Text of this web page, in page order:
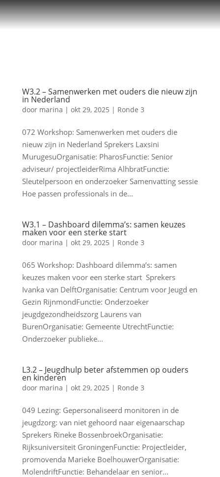
W3.2 – Samenwerken met ouders die nieuw zijn
in Nederland
door marina | okt 29, 2025 | Ronde 3
072 Workshop: Samenwerken met ouders die
nieuw zijn in Nederland Sprekers Laxsini
MurugesuOrganisatie: PharosFunctie: Senior
adviseur/ projectleiderRima AlhbratFunctie:
Sleutelpersoon en onderzoeker Samenvatting sessie
Hoe passen professionals in de...
W3.1 – Dashboard dilemma’s: samen keuzes
maken voor een sterke start
door marina | okt 29, 2025 | Ronde 3
065 Workshop: Dashboard dilemma’s: samen
keuzes maken voor een sterke start Sprekers
Ivanka van DelftOrganisatie: Centrum voor Jeugd en
Gezin RijnmondFunctie: Onderzoeker
jeugdgezondheidszorg Laurens van
BurenOrganisatie: Gemeente UtrechtFunctie:
Onderzoeker publieke...
L3.2 – Jeugdhulp beter afstemmen op ouders
en kinderen
door marina | okt 29, 2025 | Ronde 3
049 Lezing: Gepersonaliseerd monitoren in de
jeugdzorg: van niet gehoord naar eigenaarschap
Sprekers Rineke BossenbroekOrganisatie:
Rijksuniversiteit GroningenFunctie: Projectleider,
promovenda Marieke BoelhouwerOrganisatie:
MolendriftFunctie: Behandelaar en senior...